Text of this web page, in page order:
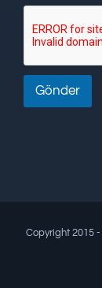
Gönder
Copyright 2015 -